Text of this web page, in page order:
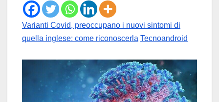
Varianti Covid, preoccupano i nuovi sintomi di
quella inglese: come riconoscerla Tecnoandroid